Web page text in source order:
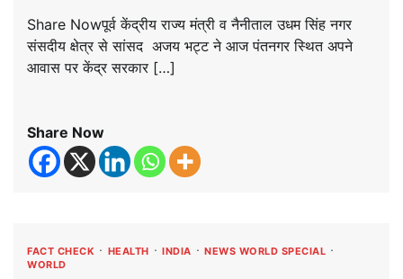
Share Nowपूर्व केंद्रीय राज्य मंत्री व नैनीताल उधम सिंह नगर
संसदीय क्षेत्र से सांसद अजय भट्ट ने आज पंतनगर स्थित अपने
आवास पर केंद्र सरकार […]
Share Now
FACT CHECK HEALTH INDIA
NEWS WORLD SPECIAL
WORLD